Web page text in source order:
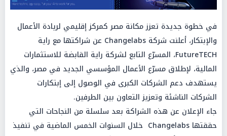
في خطوة جديدة تعزز مكانة مصر كمركز إقليمي لريادة الأعمال
والإبتكار، أعلنت شركة Changelabs عن شراكتها مع راية
FutureTECH، المسرّع التابع لشركة راية القابضة للاستثمارات
المالية، لإطلاق مسرّع الأعمال المؤسسي الجديد في مصر، والذي
يستهدف دعم الشركات الكبرى في الوصول إلى إبتكارات
الشركات الناشئة وتعزيز التعاون بين الطرفين.
جاء الإعلان عن هذه الشراكة بعد سلسلة من النجاحات التي
حققتها Changelabs خلال السنوات الخمس الماضية في تنفيذ